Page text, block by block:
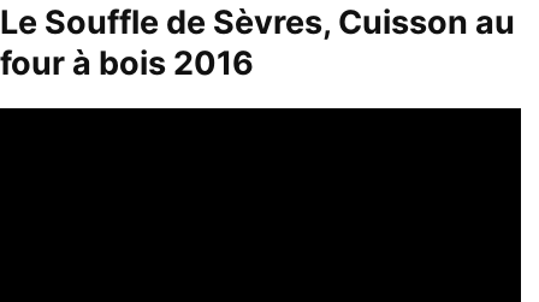
Le Souffle de Sèvres, Cuisson au
four à bois 2016